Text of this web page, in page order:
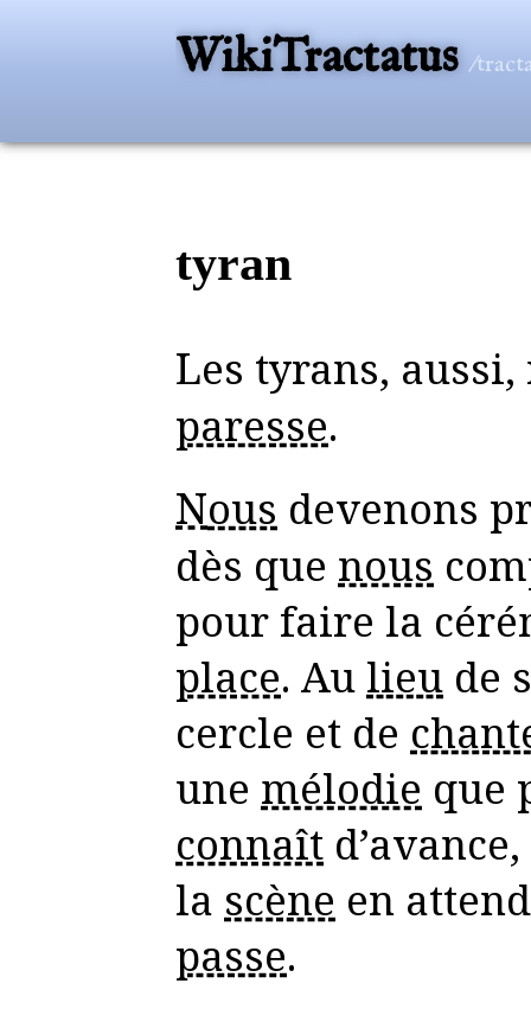
WikiTractatus /
tyran
Les tyrans,
paresse.
Nous devenons
dès que nous
pour faire la
place. Au lieu de
cercle et de
une mélodie que
connaît d’avance,
la scène en
passe.